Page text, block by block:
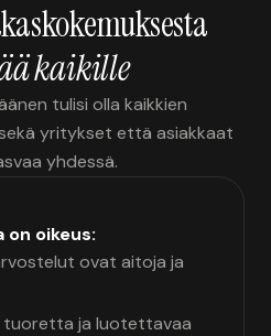
kaikille
tulisi olla kaikkien
yritykset että asiakkaat
yhdessä.
on oikeus:
ovat aitoja ja
tuoretta ja luotettavaa